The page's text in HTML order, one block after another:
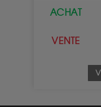
ACHAT
VENTE